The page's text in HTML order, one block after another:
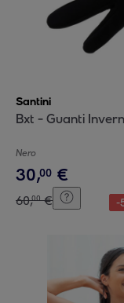
Santini
Bxt - Guanti
Nero
30,00 €
60,00 € -